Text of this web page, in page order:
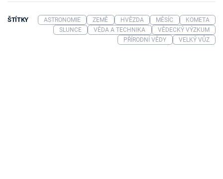
ŠTÍTKY ASTRONOMIE ZEMĚ HVĚZDA MĚSÍC
KOMETA
SLUNCE
VĚDA A TECHNIKA
VĚDECKÝ VÝZKUM
PŘÍRODNÍ VĚDY
VELKÝ VŮZ